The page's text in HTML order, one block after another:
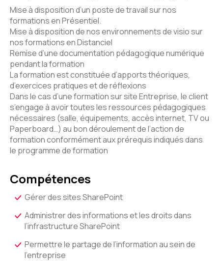
Mise à disposition d’un poste de travail sur nos
formations en Présentiel.
Mise à disposition de nos environnements de visio sur
nos formations en Distanciel
Remise d’une documentation pédagogique numérique
pendant la formation
La formation est constituée d’apports théoriques,
d’exercices pratiques et de réflexions
Dans le cas d’une formation sur site Entreprise, le client
s’engage à avoir toutes les ressources pédagogiques
nécessaires (salle, équipements, accès internet, TV ou
Paperboard…) au bon déroulement de l’action de
formation conformément aux prérequis indiqués dans
le programme de formation
Compétences
Gérer des sites SharePoint
Administrer des informations et les droits dans
l’infrastructure SharePoint
Permettre le partage de l’information au sein de
l’entreprise